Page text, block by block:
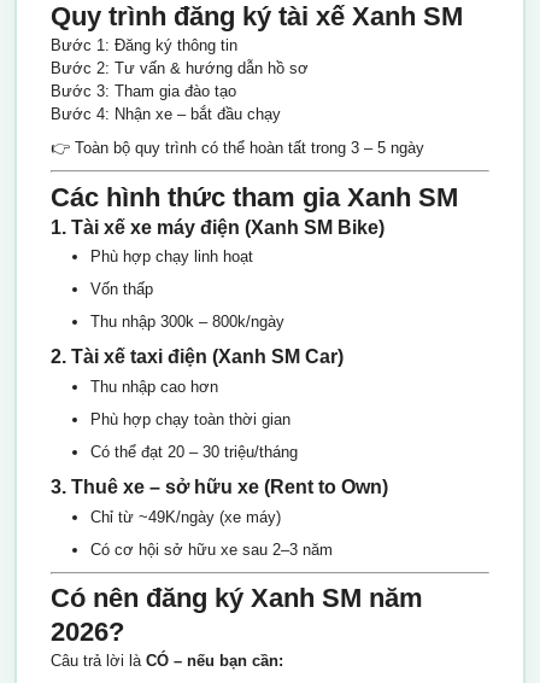
Quy trình đăng ký tài xế Xanh SM
Bước 1: Đăng ký thông tin
Bước 2: Tư vấn & hướng dẫn hồ sơ
Bước 3: Tham gia đào tạo
Bước 4: Nhận xe – bắt đầu chạy
👉 Toàn bộ quy trình có thể hoàn tất trong 3 – 5 ngày
Các hình thức tham gia Xanh SM
1. Tài xế xe máy điện (Xanh SM Bike)
Phù hợp chạy linh hoạt
Vốn thấp
Thu nhập 300k – 800k/ngày
2. Tài xế taxi điện (Xanh SM Car)
Thu nhập cao hơn
Phù hợp chạy toàn thời gian
Có thể đạt 20 – 30 triệu/tháng
3. Thuê xe – sở hữu xe (Rent to Own)
Chỉ từ ~49K/ngày (xe máy)
Có cơ hội sở hữu xe sau 2–3 năm
Có nên đăng ký Xanh SM năm
2026?
Câu trả lời là CÓ – nếu bạn cần: